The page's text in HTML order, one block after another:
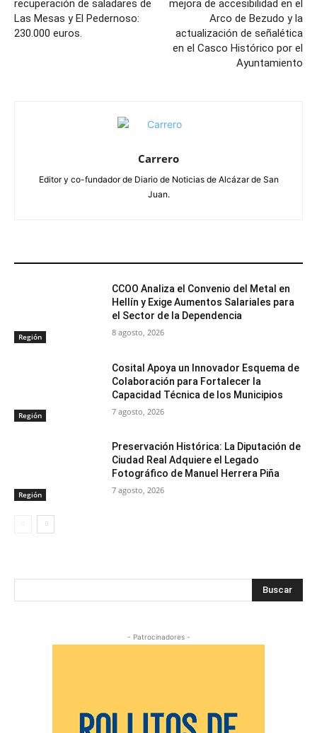
recuperación de saladares de
Las Mesas y El Pedernoso:
230.000 euros.
mejora de accesibilidad en el
Arco de Bezudo y la
actualización de señalética
en el Casco Histórico por el
Ayuntamiento
Carrero
Editor y co-fundador de Diario de Noticias de Alcázar de San
Juan.
Región
CCOO Analiza el Convenio del Metal en
Hellín y Exige Aumentos Salariales para
el Sector de la Dependencia
8 agosto, 2026
Región
Cosital Apoya un Innovador Esquema de
Colaboración para Fortalecer la
Capacidad Técnica de los Municipios
7 agosto, 2026
Región
Preservación Histórica: La Diputación de
Ciudad Real Adquiere el Legado
Fotográfico de Manuel Herrera Piña
7 agosto, 2026
Buscar
- Patrocinadores -